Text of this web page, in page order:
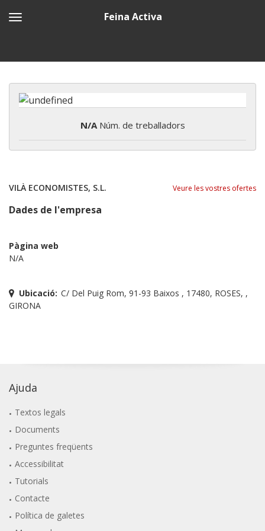
Feina Activa
N/ANúm. de treballadors
VILÀ ECONOMISTES, S.L. Veure les vostres ofertes
Dades de l'empresa
Pàgina web
N/A
Ubicació: C/ Del Puig Rom, 91-93 Baixos , 17480, ROSES, ,
GIRONA
Ajuda
Textos legals
Documents
Preguntes freqüents
Accessibilitat
Tutorials
Contacte
Política de galetes